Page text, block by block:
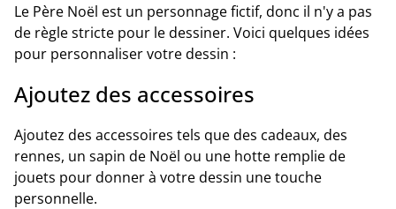
Le Père Noël est un personnage fictif, donc il n'y a pas
de règle stricte pour le dessiner. Voici quelques idées
pour personnaliser votre dessin :
Ajoutez des accessoires
Ajoutez des accessoires tels que des cadeaux, des
rennes, un sapin de Noël ou une hotte remplie de
jouets pour donner à votre dessin une touche
personnelle.